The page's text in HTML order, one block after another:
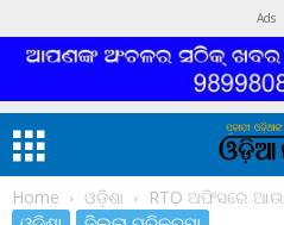
Ads
Home ଓଡ଼ିଶା RTO ଅଫିସରେ ଆଉ